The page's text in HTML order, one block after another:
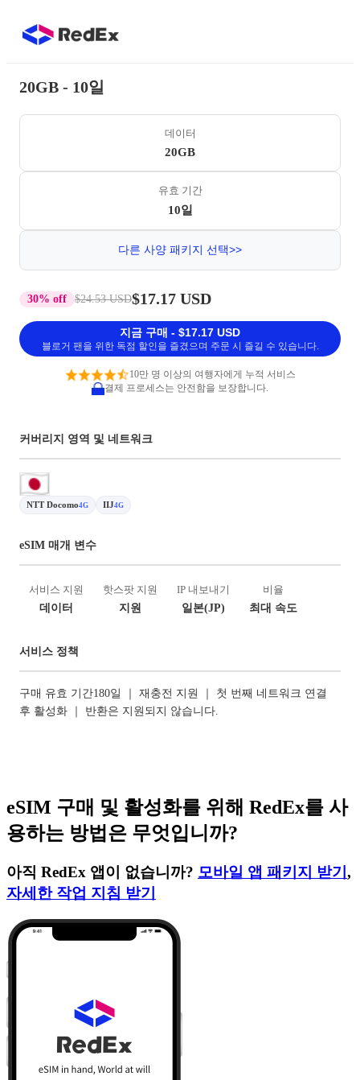
20GB - 10일
데이터
20GB
유효 기간
10일
다른 사양 패키지 선택>>
30% off $24.53 USD$17.17 USD
지금 구매 - $17.17 USD
블로거 팬을 위한 독점 할인을 즐겼으며 주문 시 즐길 수 있습니다.
10만 명 이상의 여행자에게 누적 서비스
결제 프로세스는 안전함을 보장합니다.
커버리지 영역 및 네트워크
NTT Docomo4G IIJ4G
eSIM 매개 변수
서비스 지원
데이터
핫스팟 지원
지원
IP 내보내기
일본(JP)
비율
최대 속도
서비스 정책
구매 유효 기간180일 ｜ 재충전 지원 ｜ 첫 번째 네트워크 연결
후 활성화 ｜ 반환은 지원되지 않습니다.
eSIM 구매 및 활성화를 위해 RedEx를 사
용하는 방법은 무엇입니까?
아직 RedEx 앱이 없습니까? 모바일 앱 패키지 받기 ,
자세한 작업 지침 받기